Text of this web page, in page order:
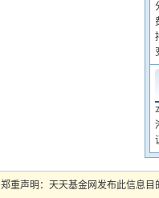
郑重声明：天天基金网发布此信息